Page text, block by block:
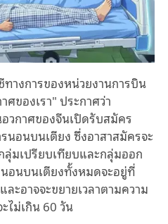
งการของหน่วยงานการบิน
ของเรา" ประกาศว่า
วกาศของจีนเปิดรับสมัคร
นอนบนเตียง ซึ่งอาสาสมัครจะ
มเปรียบเทียบและกลุ่มออก
นอนบนเตียงทั้งหมดจะอยู่ที่
ะอาจจะขยายเวลาตามความ
ไม่เกิน 60 วัน